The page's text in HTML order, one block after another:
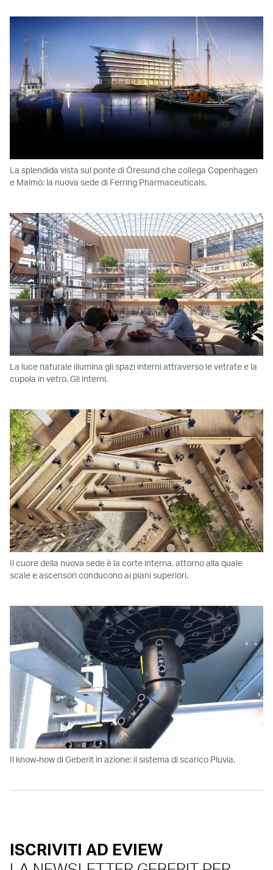
La splendida vista sul ponte di Öresund che collega Copenhagen
e Malmö: la nuova sede di Ferring Pharmaceuticals.
La luce naturale illumina gli spazi interni attraverso le vetrate e la
cupola in vetro. Gli interni.
Il cuore della nuova sede è la corte interna, attorno alla quale
scale e ascensori conducono ai piani superiori.
Il know-how di Geberit in azione: il sistema di scarico Pluvia.
ISCRIVITI AD EVIEW